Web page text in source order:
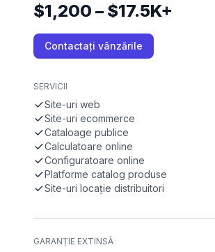
$1,200 – $17.5K+
Contactați vânzările
SERVICII
Site-uri web
Site-uri ecommerce
Cataloage publice
Calculatoare online
Configuratoare online
Platforme catalog produse
Site-uri locație distribuitori
GARANȚIE EXTINSĂ